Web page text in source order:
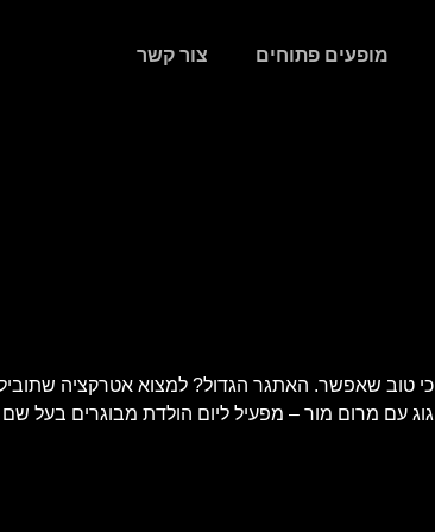
מופעים פתוחים צור קשר
טוב שאפשר. האתגר הגדול? למצוא אטרקציה שתוביל
עם מרום מור – מפעיל ליום הולדת מבוגרים בעל שם